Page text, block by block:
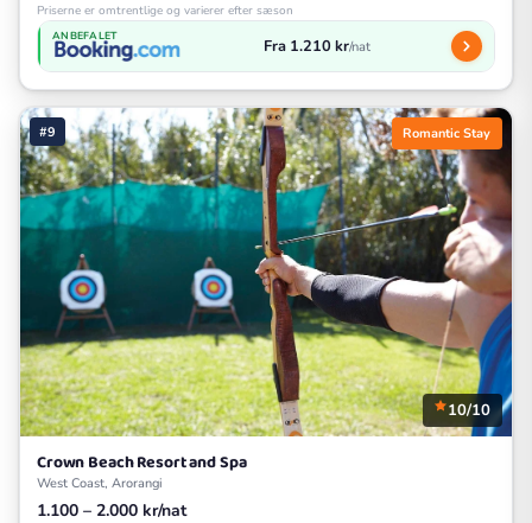
Priserne er omtrentlige og varierer efter sæson
ANBEFALET Fra 1.210 kr/nat
#9 Romantic Stay
10/10
Crown Beach Resort and Spa
West Coast, Arorangi
1.100 – 2.000 kr/nat